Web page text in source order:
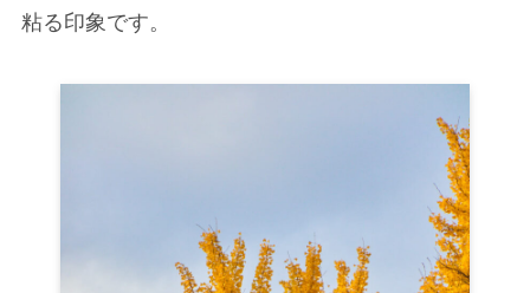
粘る印象です。